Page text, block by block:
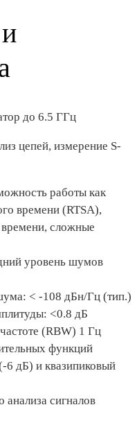
до 6.5 ГГц
цепей, измерение S-
работы как
времени (RTSA),
времени, сложные
уровень шумов
< -108 дБн/Гц (тип.)
<0.8 дБ
(RBW) 1 Гц
функций
дБ) и квазипиковый
анализа сигналов